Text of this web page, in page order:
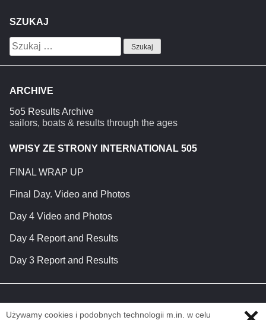
SZUKAJ
Szukaj:
ARCHIVE
5o5 Results Archive
sailors, boats & results through the ages
WPISY ZE STRONY INTERNATIONAL 505
FINAL WRAP UP
Final Day. Video and Photos
Day 4 Video and Photos
Day 4 Report and Results
Day 3 Report and Results
Używamy cookies i podobnych technologii m.in. w celu